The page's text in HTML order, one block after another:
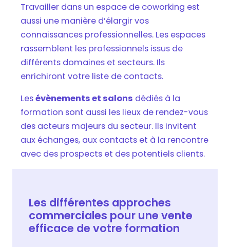
Travailler dans un espace de coworking est
aussi une manière d’élargir vos
connaissances professionnelles. Les espaces
rassemblent les professionnels issus de
différents domaines et secteurs. Ils
enrichiront votre liste de contacts.
Lesévènements et salons dédiés à la
formation sont aussi les lieux de rendez-vous
des acteurs majeurs du secteur. Ils invitent
aux échanges, aux contacts et à la rencontre
avec des prospects et des potentiels clients.
Les différentes approches
commerciales pour une vente
efficace de votre formation